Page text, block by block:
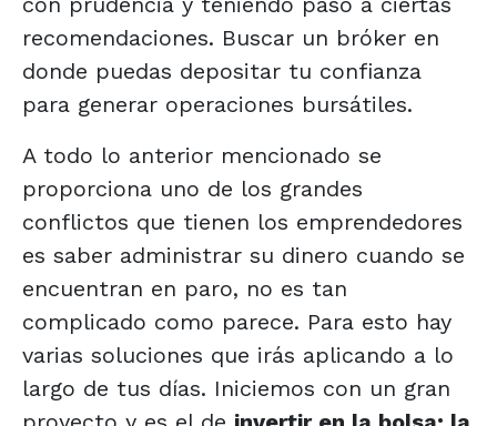
recomendaciones. Buscar un bróker en
donde puedas depositar tu confianza
para generar operaciones bursátiles.
A todo lo anterior mencionado se
proporciona uno de los grandes
conflictos que tienen los emprendedores
es saber administrar su dinero cuando se
encuentran en paro, no es tan
complicado como parece. Para esto hay
varias soluciones que irás aplicando a lo
largo de tus días. Iniciemos con un gran